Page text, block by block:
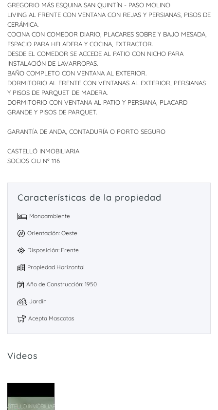
GREGORIO MÁS ESQUINA SAN QUINTÍN - PASO MOLINO
LIVING AL FRENTE CON VENTANA CON REJAS Y PERSIANAS, PISOS DE
CERÁMICA.
COCINA CON COMEDOR DIARIO, PLACARES SOBRE Y BAJO MESADA,
ESPACIO PARA HELADERA Y COCINA, EXTRACTOR.
DESDE EL COMEDOR SE ACCEDE AL PATIO CON NICHO PARA
INSTALACIÓN DE LAVARROPAS.
BAÑO COMPLETO CON VENTANA AL EXTERIOR.
DORMITORIO AL FRENTE CON VENTANAS AL EXTERIOR, PERSIANAS
Y PISOS DE PARQUET DE MADERA.
DORMITORIO CON VENTANA AL PATIO Y PERSIANA, PLACARD
GRANDE Y PISOS DE PARQUET.
GARANTÍA DE ANDA, CONTADURÍA O PORTO SEGURO
CASTELLÓ INMOBILIARIA
SOCIOS CIU Nº 116
Características de la propiedad
Monoambiente
Orientación: Oeste
Disposición: Frente
Propiedad Horizontal
Año de Construcción: 1950
Jardín
Acepta Mascotas
Videos